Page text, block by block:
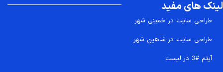
لینک های مفید
طراحی سایت در خمینی شهر
طراحی سایت در شاهین شهر
آیتم #3 در لیست